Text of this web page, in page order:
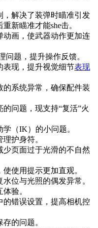
，解决了装弹时瞄准引发
新瞄准才能she击。
动画，使武器动作更加连
问题，提升操作反馈。
表现，提升视觉细节表现
系统异常，确保配件装
问题，现支持“复活”火
（IK）的小问题。
护身符。
页面过于光滑的不自然
使用提示更加直观。
位与光照的偶发异常。
验。
的错误设置，提高相机控
的问题。